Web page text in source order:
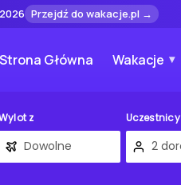
Przejdź do wakacje.pl →
Strona Główna Wakacje
z Uczestnicy